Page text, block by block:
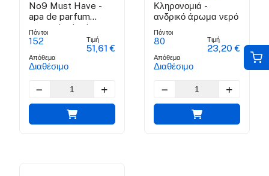
No9 Must Have -
apa de parfum
pentru barbati
Πόντοι
152
Απόθεμα
Διαθέσιμο
Τιμή
51,61 €
Κληρονομιά -
ανδρικό άρωμα νερό
Πόντοι
80
Απόθεμα
Διαθέσιμο
Τιμή
23,20 €